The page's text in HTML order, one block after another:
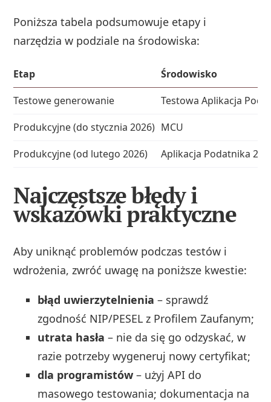
Poniższa tabela podsumowuje etapy i
narzędzia w podziale na środowiska:
Etap
Środowisko
Testowe generowanie
Testowa Aplikacja
Produkcyjne (do stycznia 2026) MCU
Produkcyjne (od lutego 2026)
Aplikacja Podatnika 2.0
Najczęstsze błędy i
wskazówki praktyczne
Aby uniknąć problemów podczas testów i
wdrożenia, zwróć uwagę na poniższe kwestie:
błąd uwierzytelnienia – sprawdź
zgodność NIP/PESEL z Profilem Zaufanym;
utrata hasła – nie da się go odzyskać, w
razie potrzeby wygeneruj nowy certyfikat;
dla programistów – użyj API do
masowego testowania; dokumentacja na